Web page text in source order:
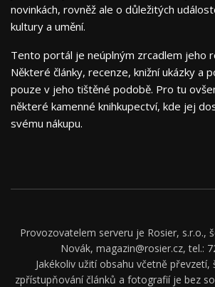
novinkách, rovněž ale o důležitých
kultury a umění.
Tento portál je neúplným zrcadlem jeho
Některé články, recenze, knižní ukázky a
pouze v jeho tištěné podobě. Pro tu
některé kamenné knihkupectví, kde jej
svému nákupu.
Provozovatelem serveru je Rosier, s.r.o.,
Novák, magazin@rosier.cz, tel.:
Jakékoliv užití obsahu včetně převzetí,
zpřístupňování článků a fotografií je bez